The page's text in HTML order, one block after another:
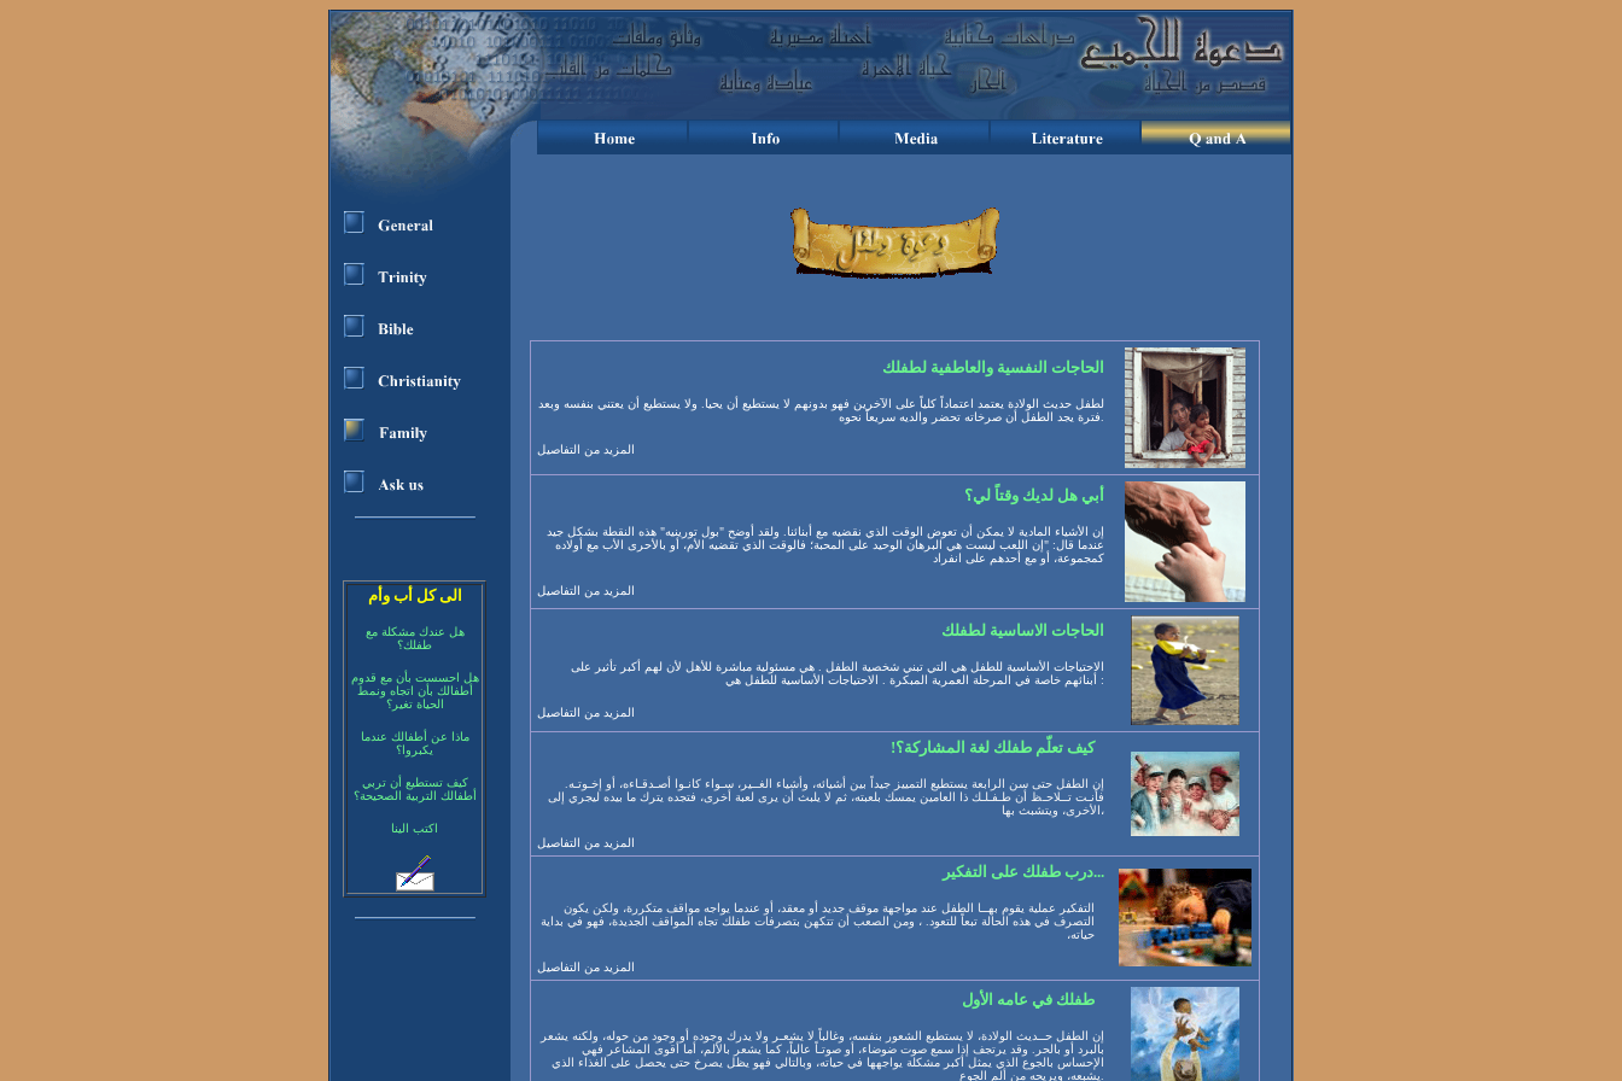
الى كل أب وأم
هل عندك مشكلة مع
طفلك؟
هل احسست بأن مع قدوم
أطفالك بأن اتجاه ونمط
الحياة تغير؟
ماذا عن أطفالك عندما
يكبروا؟
كيف تستطيع أن تربي
أطفالك التربية الصحيحة؟
اكتب الينا
الحاجات النفسية والعاطفية لطفلك
لطفل حديث الولادة يعتمد اعتماداً كلياً على الآخرين فهو بدونهم لا يستطيع أن يحيا. ولا يستطيع أن يعتني بنفسه وبعد
المزيد من التفاصيل
أبي هل لديك وقتاً لي؟
إن الأشياء المادية لا يمكن أن تعوض الوقت الذي نقضيه مع أبنائنا. ولقد أوضح "بول تورينيه" هذه النقطة بشكل جيد
عندما قال: "إن اللعب ليست هي البرهان الوحيد على المحبة؛ فالوقت الذي تقضيه الأم، أو بالأحرى الأب مع أولاده
كمجموعة، أو مع أحدهم على انفراد
المزيد من التفاصيل
الحاجات الاساسية لطفلك
الاحتياجات الأساسية للطفل هي التي تبني شخصية الطفل . هي مسئولية مباشرة للأهل لأن لهم أكبر تأثير على
أبنائهم خاصة في المرحلة العمرية المبكرة . الاحتياجات الأساسية للطفل هي :
المزيد من التفاصيل
كيف تعلّم طفلك لغة المشاركة؟!
إن الطفل حتى سن الرابعة يستطيع التمييز جيداً بين أشيائه، وأشياء الغــير، سـواء كانـوا أصـدقـاءه، أو إخـوتـه.
فأنـت تــلاحـظ أن طـفـلـك ذا العامين يمسك بلعبته، ثم لا يلبث أن يرى لعبة أخرى، فتجده يترك ما بيده ليجري إلى
الأخرى، ويتشبث بها،
المزيد من التفاصيل
درب طفلك على التفكير...
التفكير عملية يقوم بهــا الطفل عند مواجهة موقف جديد أو معقد، أو عندما يواجه مواقف متكررة، ولكن يكون
التصرف في هذه الحالة تبعاً للتعود. ، ومن الصعب أن تتكهن بتصرفات طفلك تجاه المواقف الجديدة، فهو في بداية
حياته،
المزيد من التفاصيل
طفلك في عامه الأول
إن الطفل حــديث الولادة، لا يستطيع الشعور بنفسه، وغالباً لا يشعـر ولا يدرك وجوده أو وجود من حوله، ولكنه يشعر
بالبرد أو بالحر. وقد يرتجف إذا سمع صوت ضوضاء، أو صوتـاً عالياً، كما يشعر بالألم، أما أقوى المشاعر فهي
الإحساس بالجوع الذي يمثل أكبر مشكلة يواجهها في حياته، وبالتالي فهو يظل يصرخ حتى يحصل على الغذاء الذي